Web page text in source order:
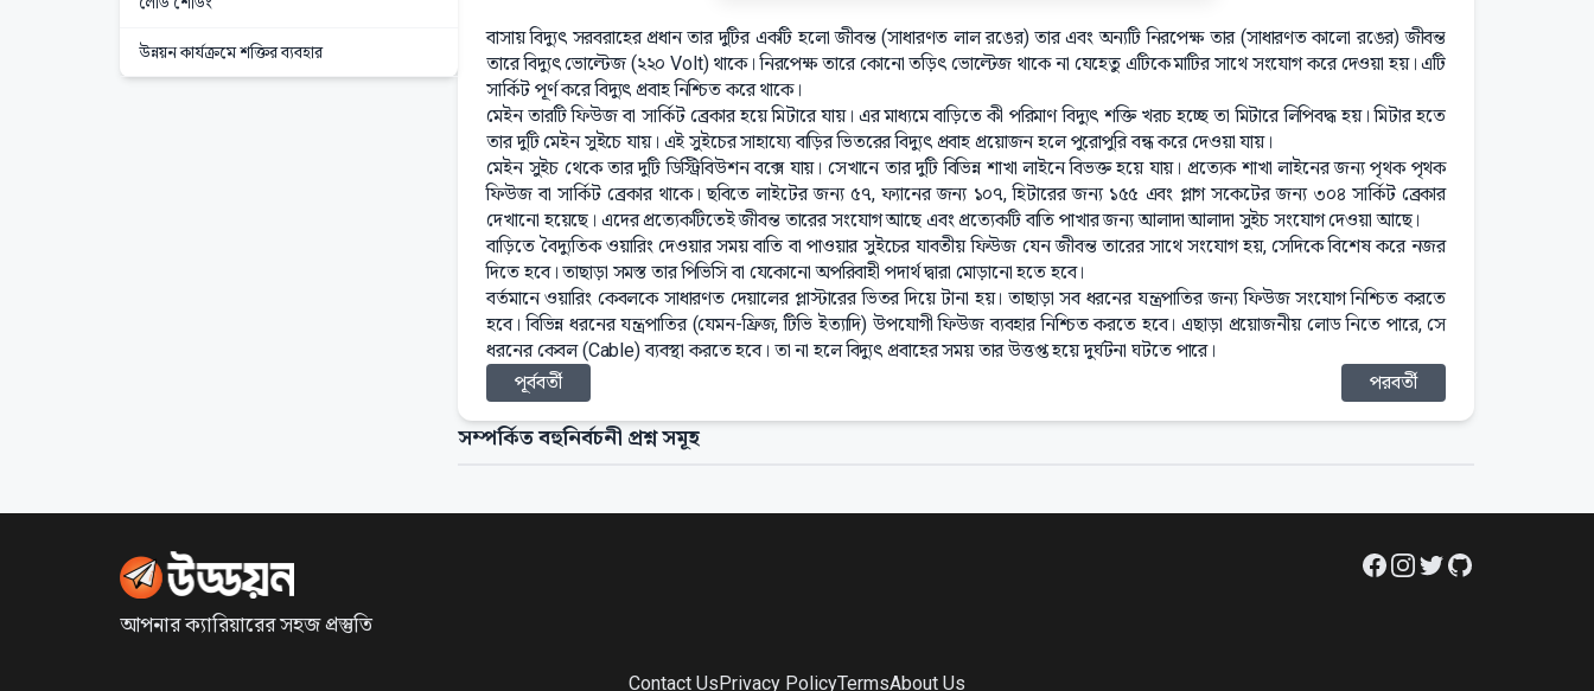
উন্নয়ন কার্যক্রমে শক্তির ব্যবহার
বাসায় বিদ্যুৎ সরবরাহের প্রধান তার দুটির একটি হলো জীবন্ত (সাধারণত লাল রঙের) তার এবং অন্যটি নিরপেক্ষ তার (সাধারণত কালো রঙের) জীবন্ত
তারে বিদ্যুৎ ভোল্টেজ (২২০ Volt) থাকে। নিরপেক্ষ তারে কোনো তড়িৎ ভোল্টেজ থাকে না যেহেতু এটিকে মাটির সাথে সংযোগ করে দেওয়া হয়। এটি
সার্কিট পূর্ণ করে বিদ্যুৎ প্রবাহ নিশ্চিত করে থাকে।
মেইন তারটি ফিউজ বা সার্কিট ব্রেকার হয়ে মিটারে যায়। এর মাধ্যমে বাড়িতে কী পরিমাণ বিদ্যুৎ শক্তি খরচ হচ্ছে তা মিটারে লিপিবদ্ধ হয়। মিটার হতে
তার দুটি মেইন সুইচে যায়। এই সুইচের সাহায্যে বাড়ির ভিতরের বিদ্যুৎ প্রবাহ প্রয়োজন হলে পুরোপুরি বন্ধ করে দেওয়া যায়।
মেইন সুইচ থেকে তার দুটি ডিস্ট্রিবিউশন বক্সে যায়। সেখানে তার দুটি বিভিন্ন শাখা লাইনে বিভক্ত হয়ে যায়। প্রত্যেক শাখা লাইনের জন্য পৃথক পৃথক
ফিউজ বা সার্কিট ব্রেকার থাকে। ছবিতে লাইটের জন্য ৫৭, ফ্যানের জন্য ১০৭, হিটারের জন্য ১৫৫ এবং প্লাগ সকেটের জন্য ৩০৪ সার্কিট ব্রেকার
দেখানো হয়েছে। এদের প্রত্যেকটিতেই জীবন্ত তারের সংযোগ আছে এবং প্রত্যেকটি বাতি পাখার জন্য আলাদা আলাদা সুইচ সংযোগ দেওয়া আছে।
বাড়িতে বৈদ্যুতিক ওয়ারিং দেওয়ার সময় বাতি বা পাওয়ার সুইচের যাবতীয় ফিউজ যেন জীবন্ত তারের সাথে সংযোগ হয়, সেদিকে বিশেষ করে নজর
দিতে হবে। তাছাড়া সমস্ত তার পিভিসি বা যেকোনো অপরিবাহী পদার্থ দ্বারা মোড়ানো হতে হবে।
বর্তমানে ওয়ারিং কেবলকে সাধারণত দেয়ালের প্লাস্টারের ভিতর দিয়ে টানা হয়। তাছাড়া সব ধরনের যন্ত্রপাতির জন্য ফিউজ সংযোগ নিশ্চিত করতে
হবে। বিভিন্ন ধরনের যন্ত্রপাতির (যেমন-ফ্রিজ, টিভি ইত্যাদি) উপযোগী ফিউজ ব্যবহার নিশ্চিত করতে হবে। এছাড়া প্রয়োজনীয় লোড নিতে পারে, সে
ধরনের কেবল (Cable) ব্যবস্থা করতে হবে। তা না হলে বিদ্যুৎ প্রবাহের সময় তার উত্তপ্ত হয়ে দুর্ঘটনা ঘটতে পারে।
পূর্ববর্তী
পরবর্তী
সম্পর্কিত বহুনির্বচনী প্রশ্ন সমূহ
আপনার ক্যারিয়ারের সহজ প্রস্তুতি
Facebook
Instagram
Twitter
GitHub
Contact UsPrivacy PolicyTermsAbout Us